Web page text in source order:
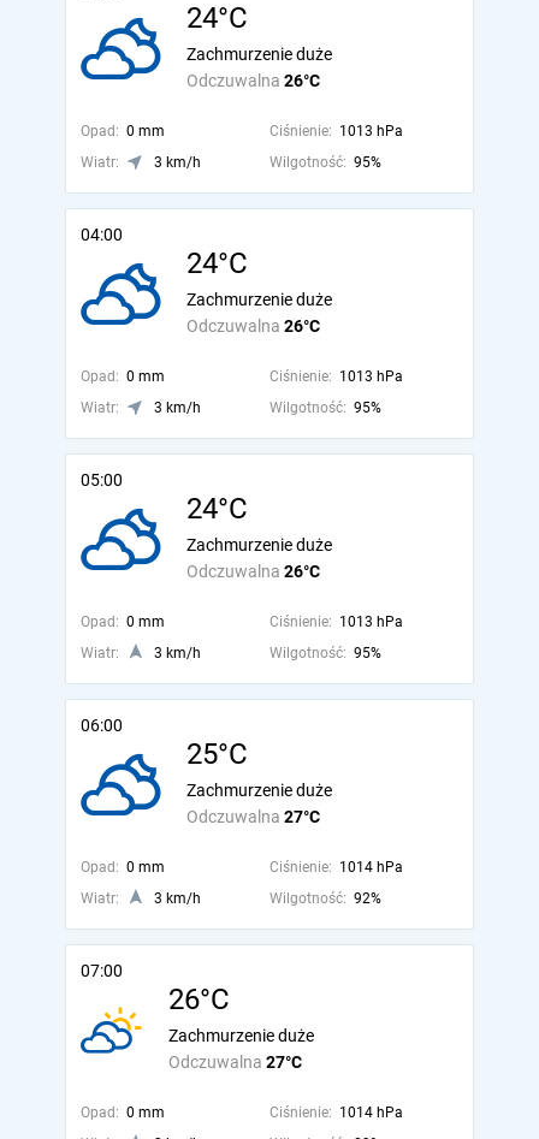
24°C
Odczuwalna 26°C
Zachmurzenie duże
Opad: 0 mm Ciśnienie: 1013 hPa
Wiatr:
3 km/h Wilgotność: 95%
04:00
24°C
Odczuwalna 26°C
Zachmurzenie duże
Opad: 0 mm Ciśnienie: 1013 hPa
Wiatr:
3 km/h Wilgotność: 95%
05:00
24°C
Odczuwalna 26°C
Zachmurzenie duże
Opad: 0 mm Ciśnienie: 1013 hPa
Wiatr:
3 km/h Wilgotność: 95%
06:00
25°C
Odczuwalna 27°C
Zachmurzenie duże
Opad: 0 mm Ciśnienie: 1014 hPa
Wiatr:
3 km/h Wilgotność: 92%
07:00
26°C
Odczuwalna 27°C
Zachmurzenie duże
Opad: 0 mm Ciśnienie: 1014 hPa